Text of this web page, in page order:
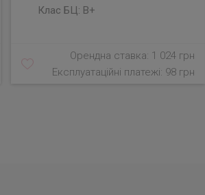
Клас БЦ: B+
Орендна ставка: 1 024 грн
Експлуатаційні платежі: 98 грн